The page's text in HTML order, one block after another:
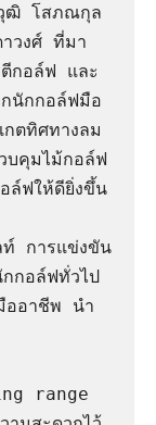
ฒิ โสภณกุล
วงศ์ ที่มา
ตีกอล์ฟ และ
นักกอล์ฟมือ
กตทิศทางลม
บคุมไม้กอล์ฟ
ล์ฟให้ดียิ่งขึ้น
กอล์ฟทั่วไป
ออาชีพ นำ